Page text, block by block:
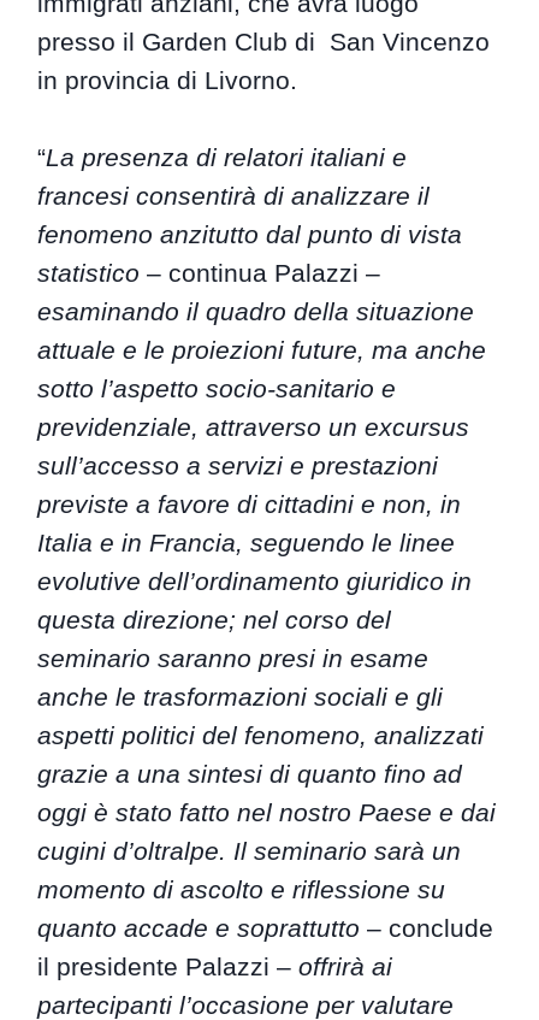
presso il Garden Club di San Vincenzo
in provincia di Livorno.
“La presenza di relatori italiani e
francesi consentirà di analizzare il
fenomeno anzitutto dal punto di vista
statistico – continua Palazzi –
esaminando il quadro della situazione
attuale e le proiezioni future, ma anche
sotto l’aspetto socio-sanitario e
previdenziale, attraverso un excursus
sull’accesso a servizi e prestazioni
previste a favore di cittadini e non, in
Italia e in Francia, seguendo le linee
evolutive dell’ordinamento giuridico in
questa direzione; nel corso del
seminario saranno presi in esame
anche le trasformazioni sociali e gli
aspetti politici del fenomeno, analizzati
grazie a una sintesi di quanto fino ad
oggi è stato fatto nel nostro Paese e dai
cugini d’oltralpe. Il seminario sarà un
momento di ascolto e riflessione su
quanto accade e soprattutto – conclude
il presidente Palazzi –offrirà ai
partecipanti l’occasione per valutare